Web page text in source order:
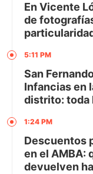
En Vicente
de
5:11 PM
San
Infancias en
distrito: toda
1:24 PM
Descuentos
en el AMBA:
devuelven